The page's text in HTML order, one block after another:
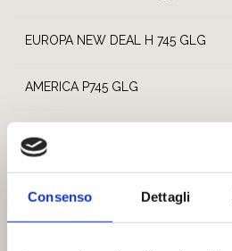
Consenso Dettagli
EUROPA NEW DEAL H 745 GLG
AMERICA P745 GLG
AMERICA H 745 GLC